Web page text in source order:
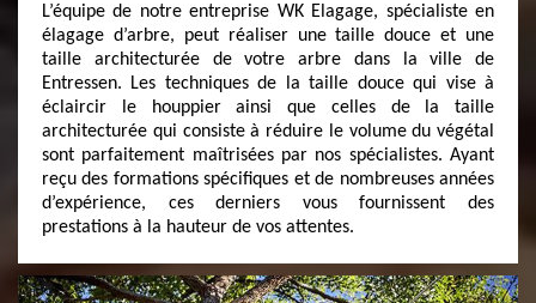
L’équipe de notre entreprise WK Elagage, spécialiste en
élagage d’arbre, peut réaliser une taille douce et une
taille architecturée de votre arbre dans la ville de
Entressen. Les techniques de la taille douce qui vise à
éclaircir le houppier ainsi que celles de la taille
architecturée qui consiste à réduire le volume du végétal
sont parfaitement maîtrisées par nos spécialistes. Ayant
reçu des formations spécifiques et de nombreuses années
d’expérience, ces derniers vous fournissent des
prestations à la hauteur de vos attentes.